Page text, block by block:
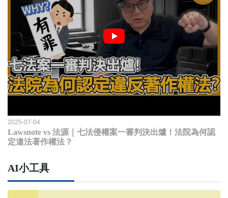
2025-07-04
Lawsnote vs 法源｜七法侵權案一審判決出爐！法院為何認
定違法著作權法？
AI小工具